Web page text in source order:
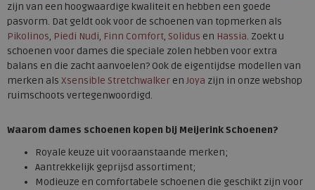
zijn van een hoogwaardige kwaliteit en hebben een goede
pasvorm. Dat geldt ook voor de schoenen van topmerken als
Pikolinos, Piedi Nudi, Finn Comfort, Solidus en Hassia. Zoekt u
schoenen voor dames die speciale zolen hebben voor extra
balans en die zacht aanvoelen? Ook de eigentijdse modellen van
merken als Xsensible Stretchwalker en Joya zijn in onze webshop
ruimschoots vertegenwoordigd.
Waarom dames schoenen kopen bij Meijerink Schoenen?
Royale keuze uit vooraanstaande merken;
Aantrekkelijk geprijsd assortiment;
Modieuze en comfortabele schoenen die geschikt zijn voor